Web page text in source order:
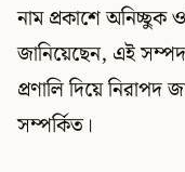
নাম প্রকাশে অনিচ্ছুক
জানিয়েছেন, এই
প্রণালি দিয়ে নিরাপদ
সম্পর্কিত।